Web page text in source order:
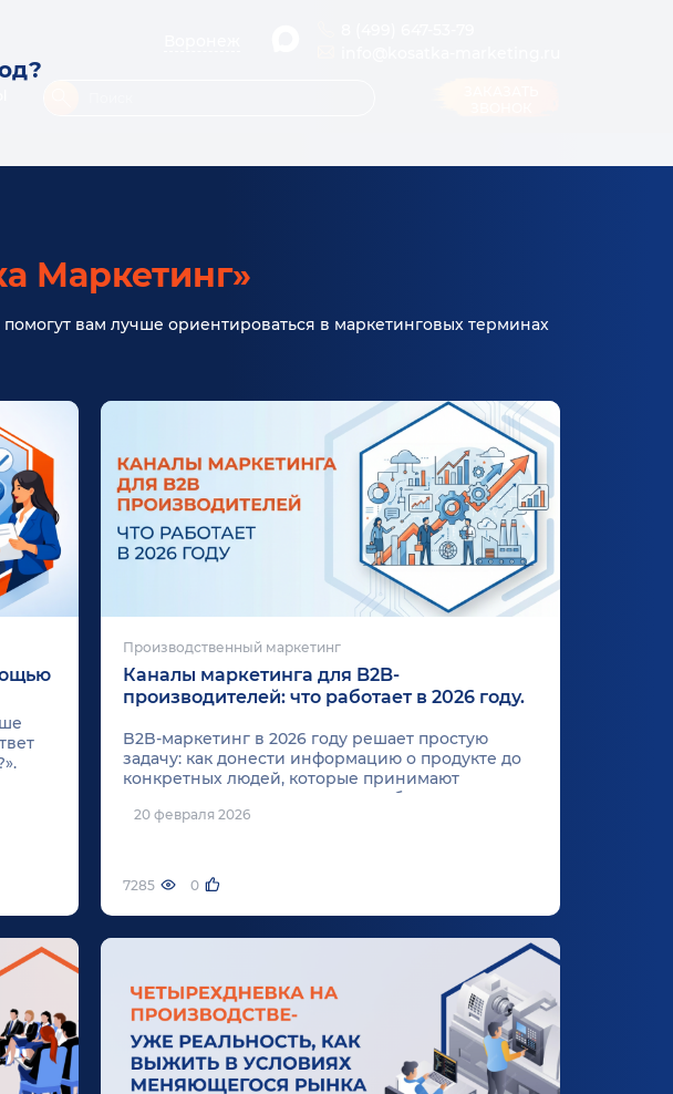
Маркетинг»
вам лучше ориентироваться в маркетинговых терминах
Производственный маркетинг
Каналы маркетинга для B2B-
производителей: что работает в 2026 году.
B2B-маркетинг в 2026 году решает простую
задачу: как донести информацию о продукте до
конкретных людей, которые принимают
решения. Инструментов много, бюджет не
резиновый, поэтому приходится выбирать.
20 февраля 2026
7285 0